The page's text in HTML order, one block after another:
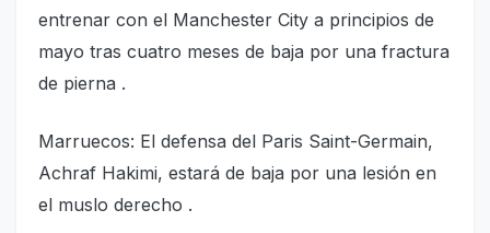
entrenar con el Manchester City a principios de
mayo tras cuatro meses de baja por una fractura
de pierna .
Marruecos: El defensa del Paris Saint-Germain,
Achraf Hakimi, estará de baja por una lesión en
el muslo derecho .